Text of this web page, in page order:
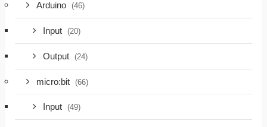
Arduino (46)
Input (20)
Output (24)
micro:bit (66)
Input (49)